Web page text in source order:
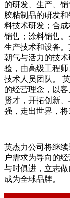
的研发、生产、
胶粘制品的研发
料技术研发；合
销售；涂料销售
生产技术和设备
朝气与活力的技
验，由高级工程
技术人员团队。
的经营理念，以
贤才，开拓创新
强，走出世界，将
英杰力公司将继
户需求为导向的
与时俱进，立志
成为全球品牌。